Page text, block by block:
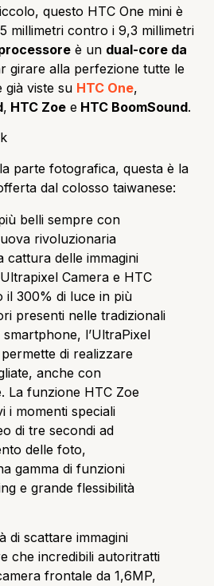
questo HTC One mini è
millimetri contro i 9,3 millimetri
è un dual-core da
girare alla perfezione tutte le
già viste su HTC One,
, HTC Zoe e HTC BoomSound.
parte fotografica, questa è la
dal colosso taiwanese:
belli sempre con
rivoluzionaria
cattura delle immagini
Camera e HTC
il 300% di luce in più
presenti nelle tradizionali
l’UltraPixel
di realizzare
anche con
La funzione HTC Zoe
i momenti speciali
di tre secondi ad
delle foto,
gamma di funzioni
e grande flessibilità
di scattare immagini
che incredibili autoritratti
frontale da 1,6MP,